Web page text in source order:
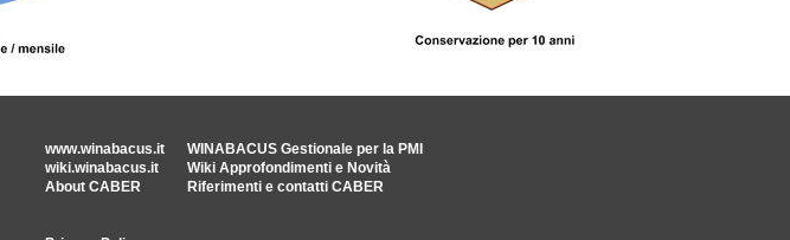
www.winabacus.it
WINABACUS Gestionale per la PMI
wiki.winabacus.it
Wiki Approfondimenti e Novità
About CABER
Riferimenti e contatti CABER